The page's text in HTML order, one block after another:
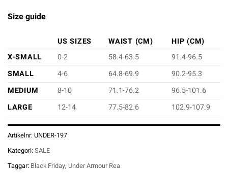
Size guide
US SIZES WAIST (CM)
HIP (CM)
X-SMALL
0-2 58.4-63.5
91.4-96.5
SMALL
4-6 64.8-69.9
90.2-95.3
MEDIUM
8-10 71.1-76.2
96.5-101.6
LARGE
12-14 77.5-82.6 102.9-107.9
Artikelnr:UNDER-197
Kategori:SALE
Taggar: Black Friday, Under Armour Rea